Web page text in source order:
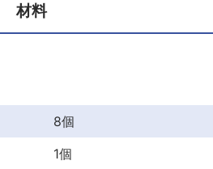
材料
8個
1個